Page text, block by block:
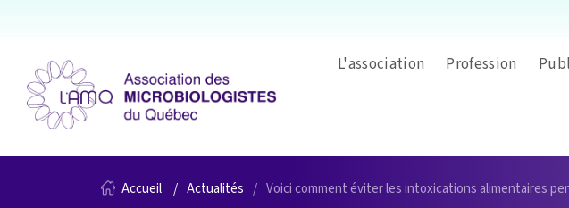
L'association Profession
Accueil Actualités Voici comment éviter les intoxications alimentaires